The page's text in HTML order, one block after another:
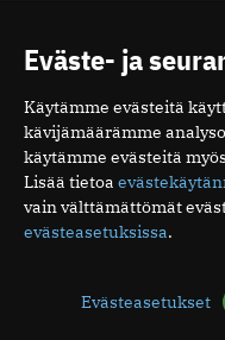
Ota yhteyttä
Suomen Lääkäriliitto
Mäkelänkatu 2, PL 49
00510 Helsinki
Eväste- ja
Käytämme evästeitä
kävijämäärämme
käytämme evästeitä
Lisää tietoa
vain välttämättömät
evästeasetuksissa.
Evästeasetukset